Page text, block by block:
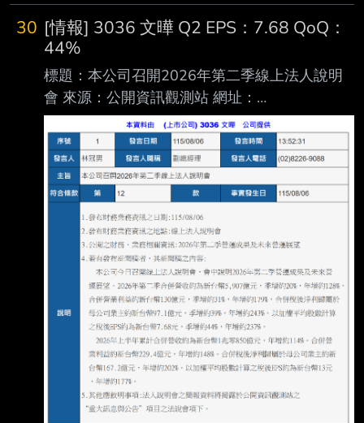
論、心得類免填) : 進場:MUZ 11.4 (進太早了，
我是看著SOXL的線圖進的，結果沒想到MU今天
有點強) : 退場:MUZ 10.45 : MU到861附近看情
況分批止盈 861附近的支撐直接破了，那接下來
往826附近看了 然後觀察看看繼續往下
30 [情報] 3036 文曄 Q2 EPS：7.68 QoQ：
44%
標題：本公司召開2026年第二季線上法人說明
會 來源：公開資訊觀測站 網址：
https://mopsov.twse.com.tw/mops/web/t05sr01
_1 內文： https://i.urusai.cc/vQSHh.png
https://i.urusai.cc/eVhog.png 好像有點厲害@@
--